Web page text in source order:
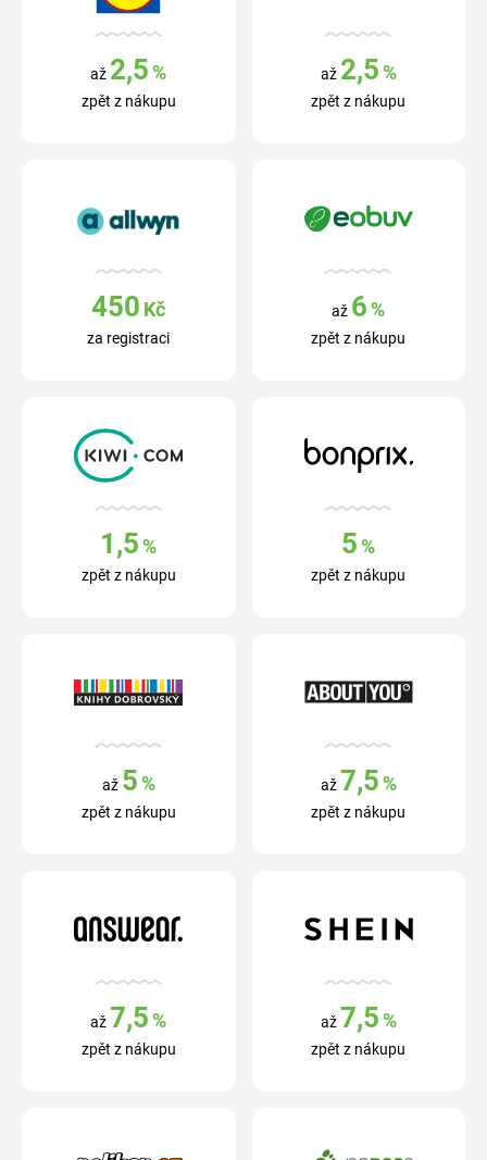
až 2,5 %
zpět z nákupu
až 2,5%
zpět z nákupu
450 Kč
za registraci
až 6 %
zpět z nákupu
1,5 %
zpět z nákupu
5 %
zpět z nákupu
až 5%
zpět z nákupu
až 7,5%
zpět z nákupu
až 7,5 %
zpět z nákupu
až 7,5%
zpět z nákupu